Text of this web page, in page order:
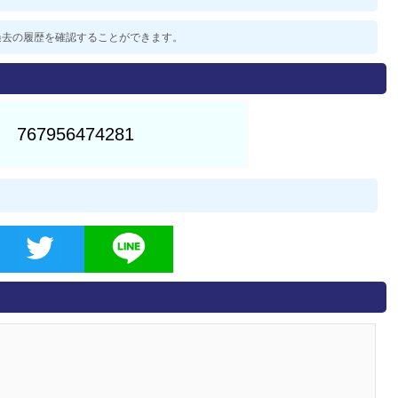
の履歴を確認することができます。